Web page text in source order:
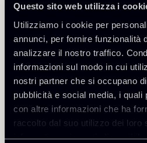
Questo sito web utilizza i
Utilizziamo i cookie per
annunci, per fornire funzionalità
analizzare il nostro traffico.
informazioni sul modo in cui
nostri partner che si occupano
pubblicità e social media, i quali
con altre informazioni che ha
raccolto dal suo utilizzo dei loro
informativa privacy è disponibile
Scarica Allegati
2308-Tax-La-riforma-
giustizia-tributaria.pdf